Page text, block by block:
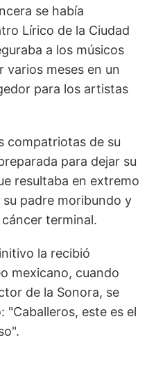
se había
Lírico de la Ciudad
a los músicos
varios meses en un
para los artistas
compatriotas de su
para dejar su
resultaba en extremo
padre moribundo y
terminal.
la recibió
mexicano, cuando
de la Sonora, se
"Caballeros, este es el